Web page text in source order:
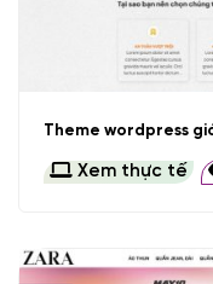
Theme wordpress
Xem thực tế